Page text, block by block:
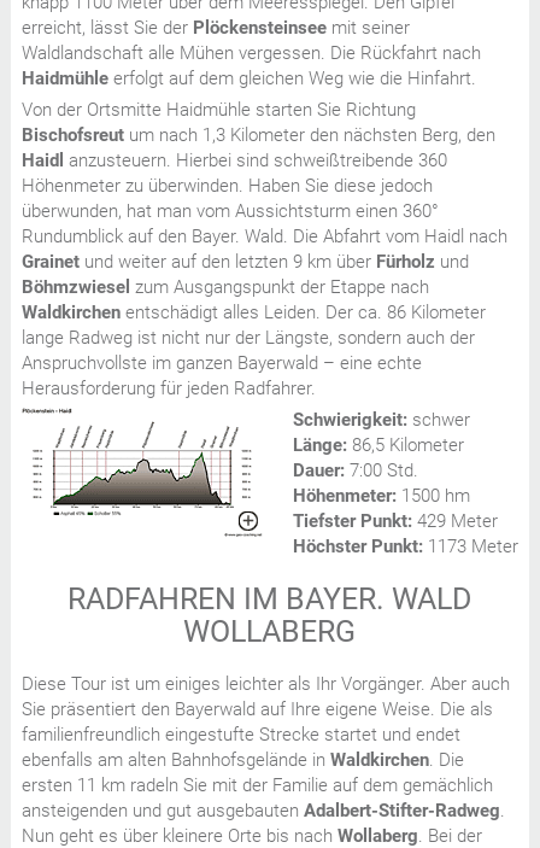
erreicht, lässt Sie der Plöckensteinseemit seiner
Waldlandschaft alle Mühen vergessen. Die Rückfahrt nach
Haidmühleerfolgt auf dem gleichen Weg wie die Hinfahrt.
Von der Ortsmitte Haidmühle starten Sie Richtung
Bischofsreut um nach 1,3 Kilometer den nächsten Berg, den
Haidl anzusteuern. Hierbei sind schweißtreibende 360
Höhenmeter zu überwinden. Haben Sie diese jedoch
überwunden, hat man vom Aussichtsturm einen 360°
Rundumblick auf den Bayer. Wald. Die Abfahrt vom Haidl nach
Grainet und weiter auf den letzten 9 km über Fürholz und
Böhmzwiesel zum Ausgangspunkt der Etappe nach
Waldkirchen entschädigt alles Leiden. Der ca. 86 Kilometer
lange Radweg ist nicht nur der Längste, sondern auch der
Anspruchvollste im ganzen Bayerwald – eine echte
Herausforderung für jeden Radfahrer.
Schwierigkeit:schwer
Länge:86,5 Kilometer
Dauer:7:00 Std.
Höhenmeter:1500 hm
Tiefster Punkt:429 Meter
Höchster Punkt:1173 Meter
RADFAHREN IM BAYER. WALD
WOLLABERG
Diese Tour ist um einiges leichter als Ihr Vorgänger. Aber auch
Sie präsentiert den Bayerwald auf Ihre eigene Weise. Die als
familienfreundlich eingestufte Strecke startet und endet
ebenfalls am alten Bahnhofsgelände in Waldkirchen. Die
ersten 11 km radeln Sie mit der Familie auf dem gemächlich
ansteigenden und gut ausgebauten Adalbert-Stifter-Radweg
Nun geht es über kleinere Orte bis nach Wollaberg . Bei der